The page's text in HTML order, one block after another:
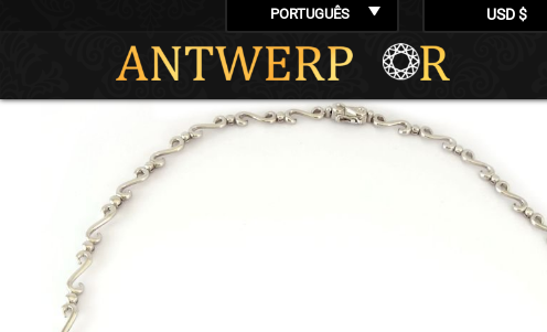
PORTUGUÊS USD $